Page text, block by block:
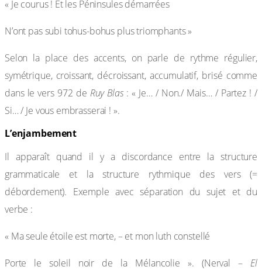
« Je courus ! Et les Péninsules démarrées
N’ont pas subi tohus-bohus plus triomphants »
Selon la place des accents, on parle de rythme régulier,
symétrique, croissant, décroissant, accumulatif, brisé comme
dans le vers 972 de Ruy Blas: « Je… / Non./ Mais… / Partez ! /
Si… / Je vous embrasserai ! ».
L’enjambement
Il apparaît quand il y a discordance entre la structure
grammaticale et la structure rythmique des vers (=
débordement). Exemple avec séparation du sujet et du
verbe :
« Ma seule étoile est morte, – et mon luth constellé
Porte le soleil noir de la Mélancolie ». (Nerval – El